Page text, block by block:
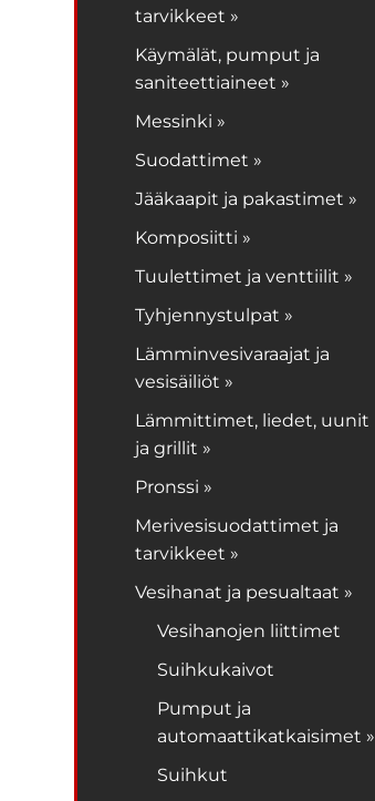
tarvikkeet »
Käymälät, pumput ja
saniteettiaineet »
Messinki »
Suodattimet »
Jääkaapit ja pakastimet »
Komposiitti »
Tuulettimet ja venttiilit »
Tyhjennystulpat »
Lämminvesivaraajat ja
vesisäiliöt »
Lämmittimet, liedet, uunit
ja grillit »
Pronssi »
Merivesisuodattimet ja
tarvikkeet »
Vesihanat ja pesualtaat »
Vesihanojen liittimet
Suihkukaivot
Pumput ja
automaattikatkaisimet »
Suihkut